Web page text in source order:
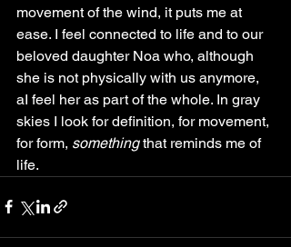
movement of the wind, it puts me at
ease. I feel connected to life and to our
beloved daughter Noa who, although
she is not physically with us anymore,
aI feel her as part of the whole. In gray
skies I look for definition, for movement,
for form, something that reminds me of
life.